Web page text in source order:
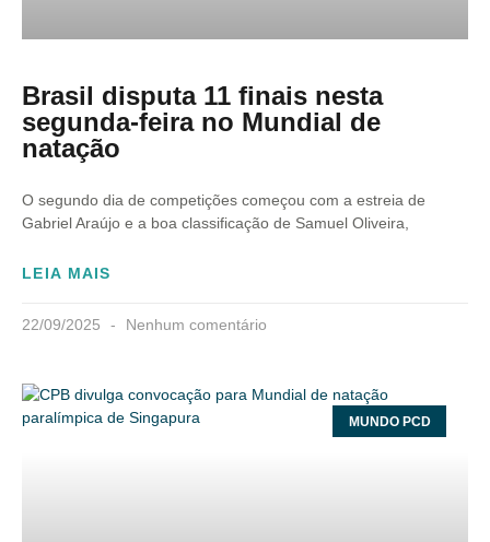
Brasil disputa 11 finais nesta
segunda-feira no Mundial de
natação
O segundo dia de competições começou com a estreia de
Gabriel Araújo e a boa classificação de Samuel Oliveira,
LEIA MAIS
22/09/2025 Nenhum comentário
MUNDO PCD